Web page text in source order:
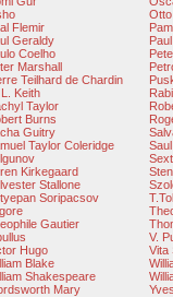
Flemir
Geraldy
Coelho
Marshall
Teilhard de Chardin
Keith
Taylor
Burns
Guitry
Taylor Coleridge
Kirkegaard
Stallone
Soripacsov
Gautier
V.
Hugo
Vita
Blake
Shakespeare
Mary